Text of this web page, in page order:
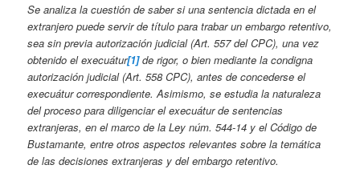
Se analiza la cuestión de saber si una sentencia dictada en el
extranjero puede servir de título para trabar un embargo retentivo,
sea sin previa autorización judicial (Art. 557 del CPC), una vez
obtenido el execuátur[1]de rigor, o bien mediante la condigna
autorización judicial (Art. 558 CPC), antes de concederse el
execuátur correspondiente. Asimismo, se estudia la naturaleza
del proceso para diligenciar el execuátur de sentencias
extranjeras, en el marco de la Ley núm. 544-14 y el Código de
Bustamante, entre otros aspectos relevantes sobre la temática
de las decisiones extranjeras y del embargo retentivo.